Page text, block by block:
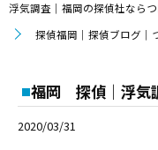
浮気調査｜福岡の探偵社なら
探偵福岡｜探偵ブログ｜
福岡 探偵｜浮
2020/03/31